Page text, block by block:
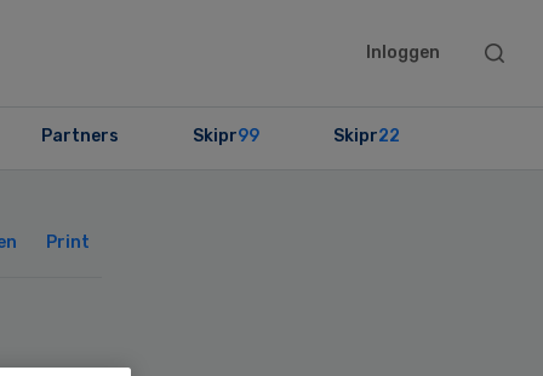
Inloggen
Search
Partners Skipr99 Skipr22
Print